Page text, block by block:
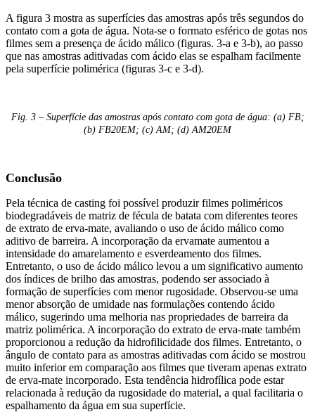
A figura 3 mostra as superfícies das amostras após três segundos do
contato com a gota de água. Nota-se o formato esférico de gotas nos
filmes sem a presença de ácido málico (figuras. 3-a e 3-b), ao passo
que nas amostras aditivadas com ácido elas se espalham facilmente
pela superfície polimérica (figuras 3-c e 3-d).
Fig. 3 – Superfície das amostras após contato com gota de água: (a) FB;
(b) FB20EM; (c) AM; (d) AM20EM
Conclusão
Pela técnica de casting foi possível produzir filmes poliméricos
biodegradáveis de matriz de fécula de batata com diferentes teores
de extrato de erva-mate, avaliando o uso de ácido málico como
aditivo de barreira. A incorporação da ervamate aumentou a
intensidade do amarelamento e esverdeamento dos filmes.
Entretanto, o uso de ácido málico levou a um significativo aumento
dos índices de brilho das amostras, podendo ser associado à
formação de superfícies com menor rugosidade. Observou-se uma
menor absorção de umidade nas formulações contendo ácido
málico, sugerindo uma melhoria nas propriedades de barreira da
matriz polimérica. A incorporação do extrato de erva-mate também
proporcionou a redução da hidrofilicidade dos filmes. Entretanto, o
ângulo de contato para as amostras aditivadas com ácido se mostrou
muito inferior em comparação aos filmes que tiveram apenas extrato
de erva-mate incorporado. Esta tendência hidrofílica pode estar
relacionada à redução da rugosidade do material, a qual facilitaria o
espalhamento da água em sua superfície.